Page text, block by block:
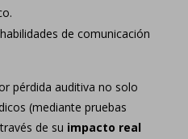
de comunicación
pérdida auditiva no solo
(mediante pruebas
de su impacto real